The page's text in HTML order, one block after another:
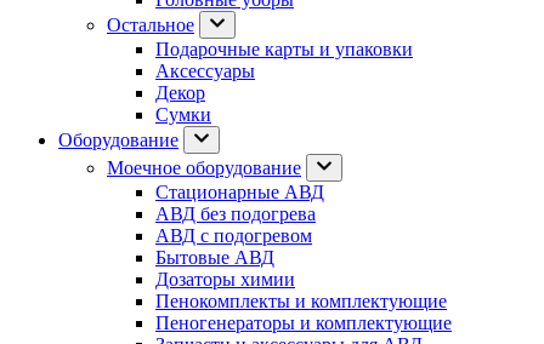
Остальное
Подарочные карты и упаковки
Аксессуары
Декор
Сумки
Оборудование
Моечное оборудование
Стационарные АВД
АВД без подогрева
АВД с подогревом
Бытовые АВД
Дозаторы химии
Пенокомплекты и комплектующие
Пеногенераторы и комплектующие